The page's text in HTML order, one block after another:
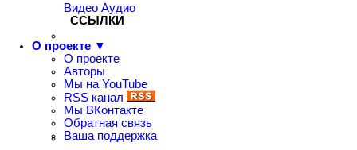
Видео Аудио
ССЫЛКИ
О проекте ▼
О проекте
Авторы
Мы на YouTube
RSS канал
Мы ВКонтакте
Обратная связь
Ваша поддержка